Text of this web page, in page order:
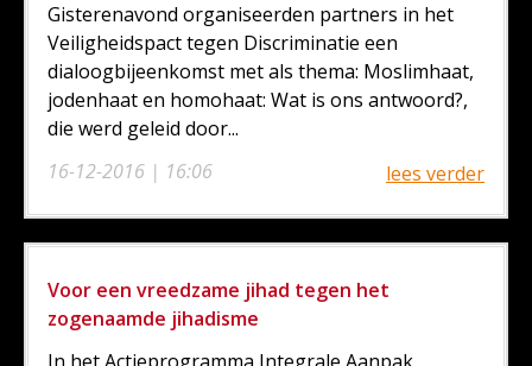
16-12-2016 | 16:06
Gisterenavond organiseerden partners in het
Veiligheidspact tegen Discriminatie een
dialoogbijeenkomst met als thema: Moslimhaat,
jodenhaat en homohaat: Wat is ons antwoord?,
die werd geleid door...
lees verder
Voor een vreedzame jihad tegen het
zogenaamde jihadisme